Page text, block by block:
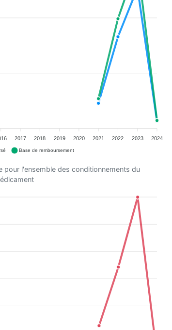
2017 2018 2019 2020 2021 2022 2023 2024
Base de remboursement
pour l'ensemble des conditionnements du